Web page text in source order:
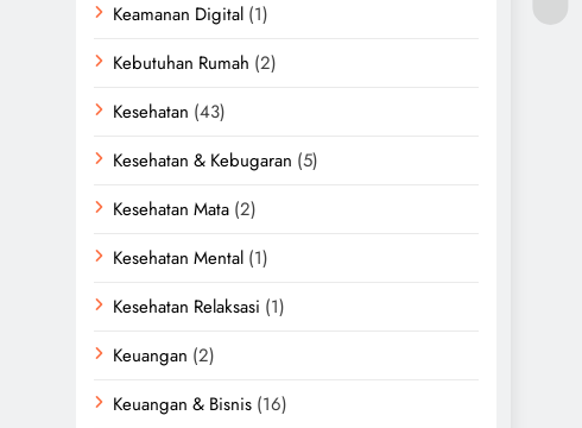
Keamanan Digital (1)
Kebutuhan Rumah (2)
Kesehatan (43)
Kesehatan & Kebugaran (5)
Kesehatan Mata (2)
Kesehatan Mental (1)
Kesehatan Relaksasi (1)
Keuangan (2)
Keuangan & Bisnis (16)